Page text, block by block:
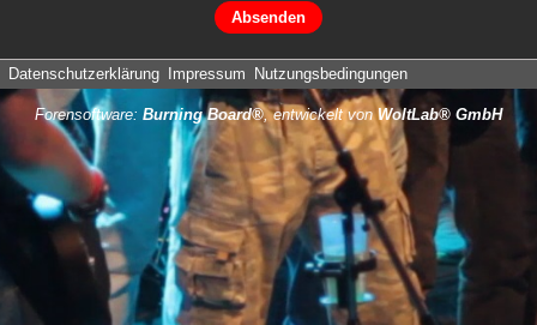
Datenschutzerklärung Impressum Nutzungsbedingungen
Forensoftware: Burning Board®, entwickelt vonWoltLab® GmbH